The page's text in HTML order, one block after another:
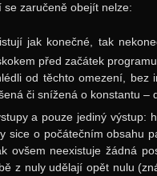
zaručeně obejít nelze:
jak konečné, tak
před začátek
od těchto omezení,
či snížená o konstantu
a pouze jediný výstup:
sice o počátečním obsahu
ovšem neexistuje žádná
z nuly udělají opět nulu